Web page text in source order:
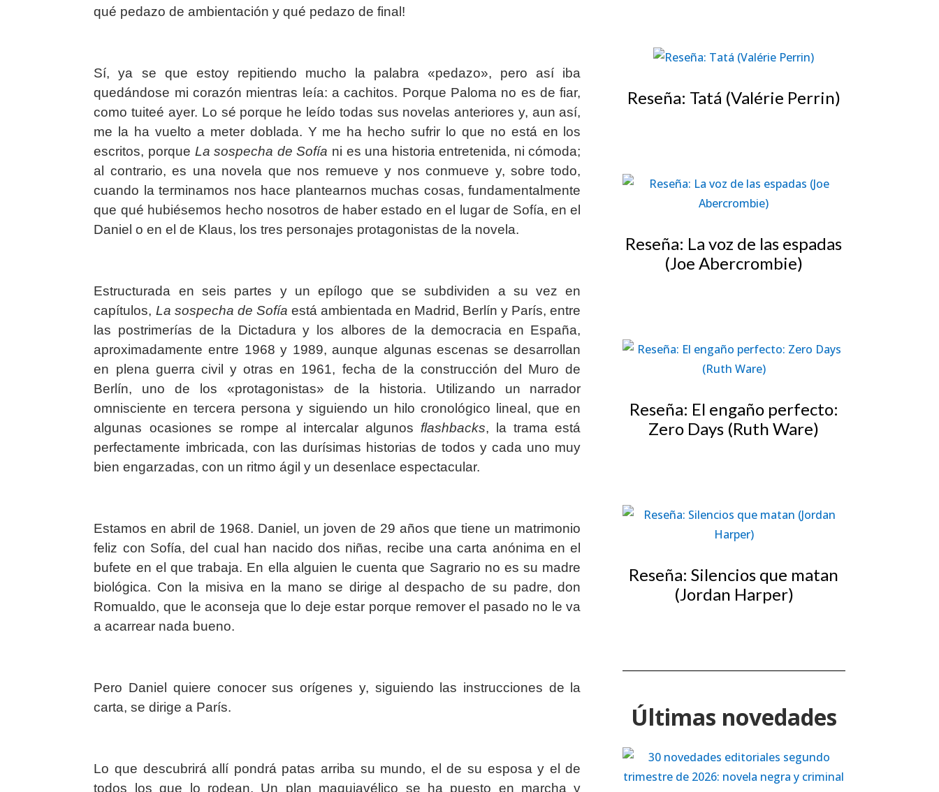
qué pedazo de ambientación y qué pedazo de final!
Sí, ya se que estoy repitiendo mucho la palabra «pedazo», pero así iba
quedándose mi corazón mientras leía: a cachitos. Porque Paloma no es de fiar,
como tuiteé ayer. Lo sé porque he leído todas sus novelas anteriores y, aun así,
me la ha vuelto a meter doblada. Y me ha hecho sufrir lo que no está en los
escritos, porque La sospecha de Sofía ni es una historia entretenida, ni cómoda;
al contrario, es una novela que nos remueve y nos conmueve y, sobre todo,
cuando la terminamos nos hace plantearnos muchas cosas, fundamentalmente
que qué hubiésemos hecho nosotros de haber estado en el lugar de Sofía, en el
Daniel o en el de Klaus, los tres personajes protagonistas de la novela.
Estructurada en seis partes y un epílogo que se subdividen a su vez en
capítulos, La sospecha de Sofía está ambientada en Madrid, Berlín y París, entre
las postrimerías de la Dictadura y los albores de la democracia en España,
aproximadamente entre 1968 y 1989, aunque algunas escenas se desarrollan
en plena guerra civil y otras en 1961, fecha de la construcción del Muro de
Berlín, uno de los «protagonistas» de la historia. Utilizando un narrador
omnisciente en tercera persona y siguiendo un hilo cronológico lineal, que en
algunas ocasiones se rompe al intercalar algunos flashbacks, la trama está
perfectamente imbricada, con las durísimas historias de todos y cada uno muy
bien engarzadas, con un ritmo ágil y un desenlace espectacular.
Estamos en abril de 1968. Daniel, un joven de 29 años que tiene un matrimonio
feliz con Sofía, del cual han nacido dos niñas, recibe una carta anónima en el
bufete en el que trabaja. En ella alguien le cuenta que Sagrario no es su madre
biológica. Con la misiva en la mano se dirige al despacho de su padre, don
Romualdo, que le aconseja que lo deje estar porque remover el pasado no le va
a acarrear nada bueno.
Pero Daniel quiere conocer sus orígenes y, siguiendo las instrucciones de la
carta, se dirige a París.
Lo que descubrirá allí pondrá patas arriba su mundo, el de su esposa y el de
todos los que lo rodean. Un plan maquiavélico se ha puesto en marcha y
Reseña: Tatá (Valérie Perrin)
Reseña: La voz de las espadas
(Joe Abercrombie)
Reseña: El engaño perfecto:
Zero Days (Ruth Ware)
Reseña: Silencios que matan
(Jordan Harper)
Últimas novedades